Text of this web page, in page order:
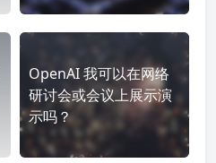
OpenAI 我可以在网络
研讨会或会议上展示演
示吗？